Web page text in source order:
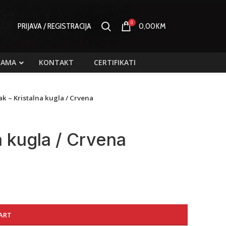
PRIJAVA / REGISTRACIJA 0 0,00KM
KONTAKT CERTIFIKATI
– Kristalna kugla / Crvena
kugla / Crvena